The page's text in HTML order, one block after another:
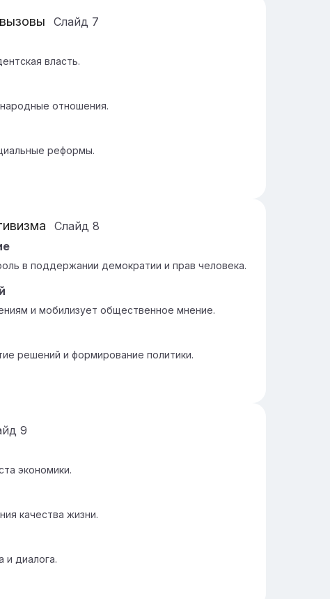
Слайд 7
власть.
отношения.
реформы.
Слайд 8
в поддержании демократии и прав человека.
и мобилизует общественное мнение.
решений и формирование политики.
9
экономики.
качества жизни.
и диалога.